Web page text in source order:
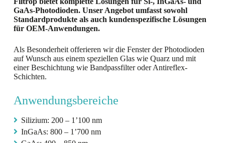
GaAs-Photodioden. Unser Angebot umfasst sowohl
Standardprodukte als auch kundenspezifische Lösungen
für OEM-Anwendungen.
Als Besonderheit offerieren wir die Fenster der Photodioden
auf Wunsch aus einem speziellen Glas wie Quarz und mit
einer Beschichtung wie Bandpassfilter oder Antireflex-
Schichten.
Anwendungsbereiche
Silizium: 200 – 1’100 nm
InGaAs: 800 – 1’700 nm